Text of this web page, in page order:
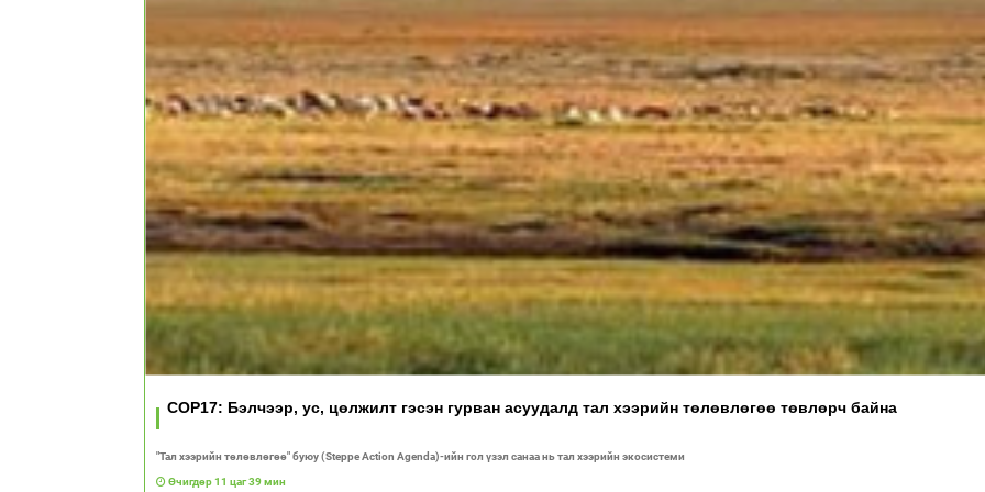
COP17: Бэлчээр, ус, цөлжилт гэсэн гурван асуудалд тал хээрийн төлөвлөгөө төвлөрч байна
"Тал хээрийн төлөвлөгөө" буюу (Steppe Action Agenda)-ийн гол үзэл санаа нь тал хээрийн экосистеми
Өчигдөр 11 цаг 39 мин